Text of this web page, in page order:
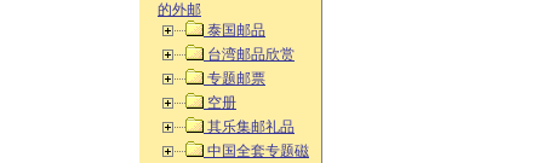
的外邮
泰国邮品
台湾邮品欣赏
专题邮票
空册
其乐集邮礼品
中国全套专题磁